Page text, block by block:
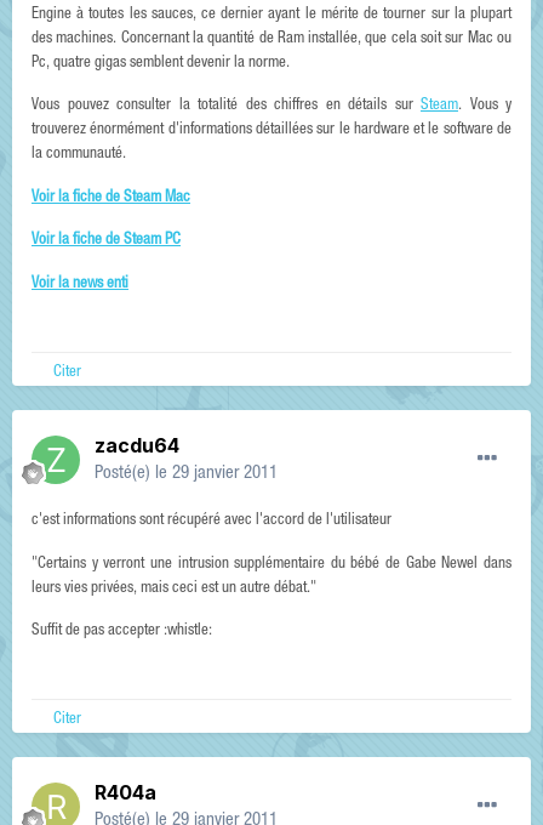
Engine à toutes les sauces, ce dernier ayant le mérite de tourner sur la plupart
des machines. Concernant la quantité de Ram installée, que cela soit sur Mac ou
Pc, quatre gigas semblent devenir la norme.
Vous pouvez consulter la totalité des chiffres en détails sur Steam. Vous y
trouverez énormément d'informations détaillées sur le hardware et le software de
la communauté.
Voir la fiche de Steam Mac
Voir la fiche de Steam PC
Voir la news enti
Citer
zacdu64
Posté(e) le 29 janvier 2011
c'est informations sont récupéré avec l'accord de l'utilisateur
"Certains y verront une intrusion supplémentaire du bébé de Gabe Newel dans
leurs vies privées, mais ceci est un autre débat."
Suffit de pas accepter :whistle:
Citer
R404a
Posté(e) le 29 janvier 2011